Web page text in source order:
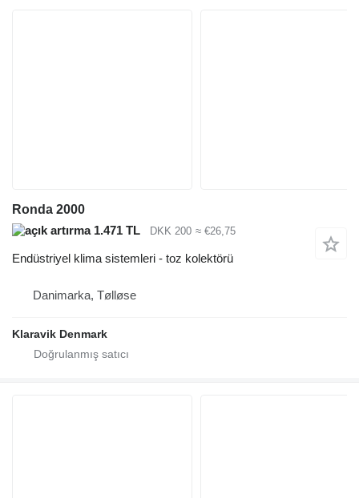
Ronda 2000
1.471 TL
DKK 200 ≈ €26,75
Endüstriyel klima sistemleri - toz kolektörü
Danimarka, Tølløse
Klaravik Denmark